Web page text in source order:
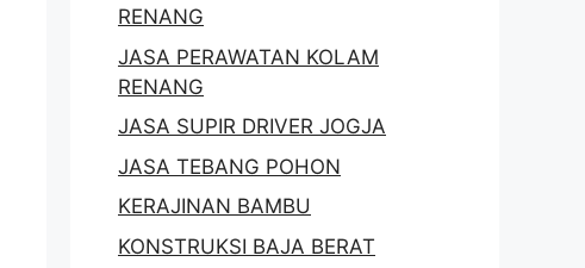
RENANG
JASA PERAWATAN KOLAM
RENANG
JASA SUPIR DRIVER JOGJA
JASA TEBANG POHON
KERAJINAN BAMBU
KONSTRUKSI BAJA BERAT